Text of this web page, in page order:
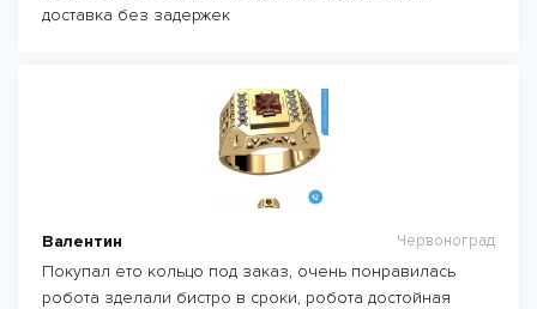
доставка без задержек
Валентин Червоноград
Покупал ето кольцо под заказ, очень понравилась
робота зделали бистро в сроки, робота достойная